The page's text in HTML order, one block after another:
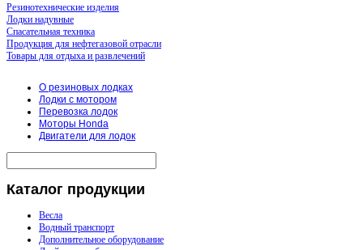
Резинотехнические изделия
Лодки надувные
Спасательная техника
Продукция для нефтегазовой отрасли
Товары для отдыха и развлечений
О резиновых лодках
Лодки с мотором
Перевозка лодок
Моторы Honda
Двигатели для лодок
Каталог продукции
Весла
Водный транспорт
Дополнительное оборудование